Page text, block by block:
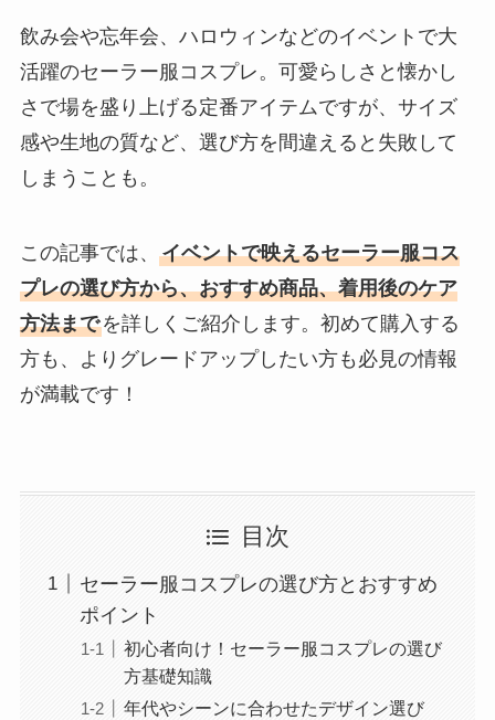
飲み会や忘年会、ハロウィンなどのイベントで大
活躍のセーラー服コスプレ。可愛らしさと懐かし
さで場を盛り上げる定番アイテムですが、サイズ
感や生地の質など、選び方を間違えると失敗して
しまうことも。
この記事では、 イベントで映えるセーラー服コス
プレの選び方から、おすすめ商品、着用後のケア
方法までを詳しくご紹介します。初めて購入する
方も、よりグレードアップしたい方も必見の情報
が満載です！
目次
セーラー服コスプレの選び方とおすすめ
ポイント
初心者向け！セーラー服コスプレの選び
方基礎知識
年代やシーンに合わせたデザイン選び